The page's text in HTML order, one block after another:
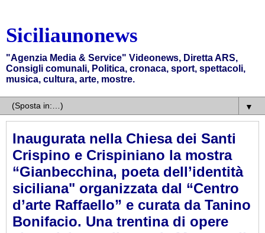
Siciliaunonews
"Agenzia Media & Service" Videonews, Diretta ARS,
Consigli comunali, Politica, cronaca, sport, spettacoli,
musica, cultura, arte, mostre.
▼
Inaugurata nella Chiesa dei Santi
Crispino e Crispiniano la mostra
“Gianbecchina, poeta dell’identità
siciliana" organizzata dal “Centro
d’arte Raffaello” e curata da Tanino
Bonifacio. Una trentina di opere